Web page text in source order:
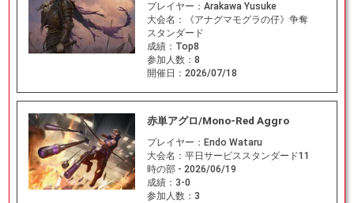
プレイヤー： Arakawa Yusuke
大会名：
《アナグマモグラの仔》争奪
スタンダード
成績： Top8
参加人数： 8
開催日： 2026/07/18
赤単アグロ/Mono-Red Aggro
プレイヤー： Endo Wataru
大会名： 平日サービススタンダード11
時の部 - 2026/06/19
成績： 3-0
参加人数： 3